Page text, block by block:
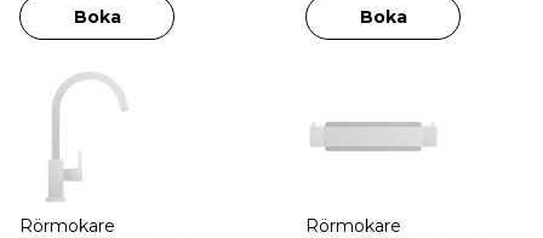
Boka Boka
Rörmokare
Rörmokare